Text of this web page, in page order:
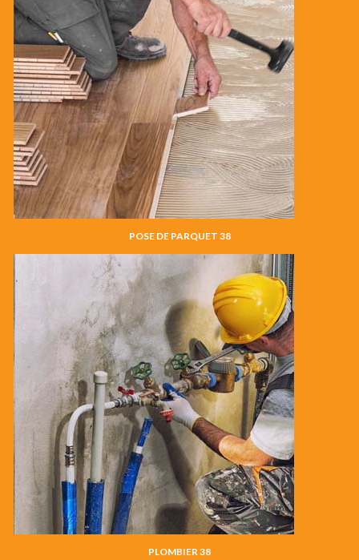
POSE DE PARQUET 38
PLOMBIER 38